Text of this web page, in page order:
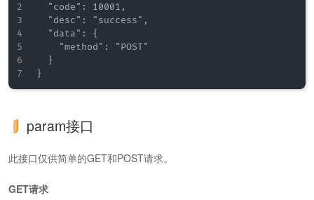
  "code": 10001,
  "desc": "success",
  "data": {
    "method": "POST"
  }
param接口
此接口仅供简单的GET和POST请求。
GET请求